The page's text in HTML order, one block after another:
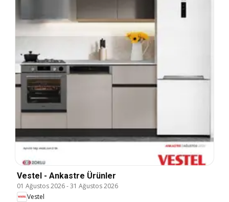
Vestel - Ankastre Ürünler
01 Ağustos 2026-31 Ağustos 2026
Vestel